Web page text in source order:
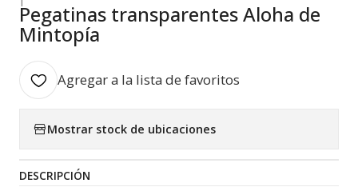
Pegatinas transparentes Aloha de
Mintopía
Agregar a la lista de favoritos
Mostrar stock de ubicaciones
DESCRIPCIÓN